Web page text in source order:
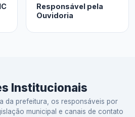
Responsável pela
Ouvidoria
Institucionais
da prefeitura, os responsáveis por
municipal e canais de contato